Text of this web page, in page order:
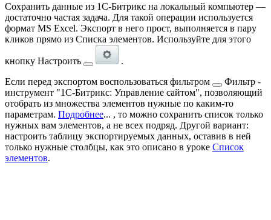
Сохранить данные из 1С-Битрикс на локальный компьютер —
достаточно частая задача. Для такой операции используется
формат MS Excel. Экспорт в него прост, выполняется в пару
кликов прямо из Списка элементов. Используйте для этого
кнопку Настроить
.
Если перед экспортом воспользоваться фильтром
Фильтр -
инструмент "1С-Битрикс: Управление сайтом", позволяющий
отобрать из множества элементов нужные по каким-то
параметрам. Подробнее... , то можно сохранить список только
нужных вам элементов, а не всех подряд. Другой вариант:
настроить таблицу экспортируемых данных, оставив в ней
только нужные столбцы, как это описано в уроке Список
элементов.